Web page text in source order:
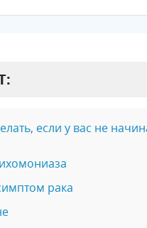
если у вас не
рака